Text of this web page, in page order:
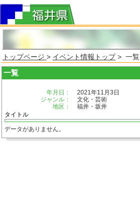
トップページ > イベント情報トップ> 一覧
一覧
年月日：
2021年11月3日
ジャンル：
文化・芸術
地区：
福井・坂井
タイトル
データがありません。